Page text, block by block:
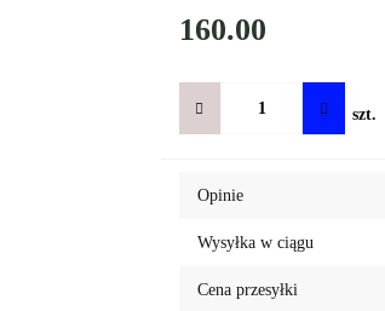
160.00
szt.
Opinie
Wysyłka w ciągu
Cena przesyłki